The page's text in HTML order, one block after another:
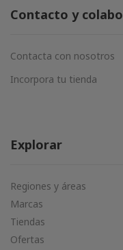
Contacto y
Contacta con nosotros
Incorpora tu tienda
Explorar
Regiones y áreas
Marcas
Tiendas
Ofertas